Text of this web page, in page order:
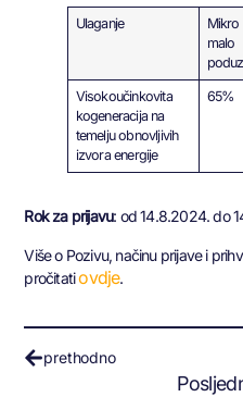
Ulaganje
Mikro
malo
Visokoučinkovita
kogeneracija na
temelju obnovljivih
izvora energije
65%
Rok za prijavu: od 14.8.2024. do
Više o Pozivu, načinu prijave i
pročitatiovdje.
prethodno